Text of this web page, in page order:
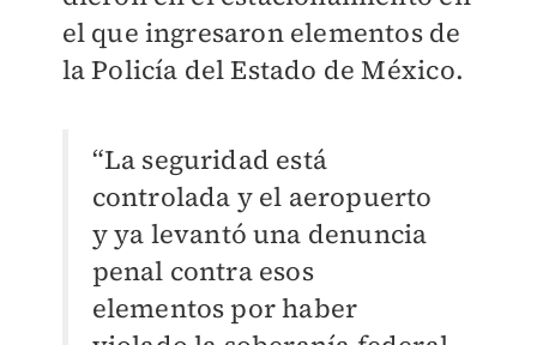
el que ingresaron elementos de
la Policía del Estado de México.
“La seguridad está
controlada y el aeropuerto
y ya levantó una denuncia
penal contra esos
elementos por haber